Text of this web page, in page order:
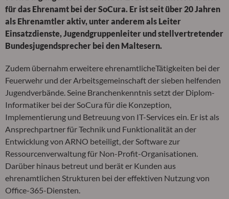
für das Ehrenamt bei der SoCura. Er ist seit über 20 Jahren
als Ehrenamtler aktiv, unter anderem als Leiter
Einsatzdienste, Jugendgruppenleiter und stellvertretender
Bundesjugendsprecher bei den Maltesern.
Zudem übernahm erweitere ehrenamtlicheTätigkeiten bei der
Feuerwehr und der Arbeitsgemeinschaft der sieben helfenden
Jugendverbände. Seine Branchenkenntnis setzt der Diplom-
Informatiker bei der SoCura für die Konzeption,
Implementierung und Betreuung von IT-Services ein. Er ist als
Ansprechpartner für Technik und Funktionalität an der
Entwicklung von ARNO beteiligt, der Software zur
Ressourcenverwaltung für Non-Profit-Organisationen.
Darüber hinaus betreut und berät er Kunden aus
ehrenamtlichen Strukturen bei der effektiven Nutzung von
Office-365-Diensten.